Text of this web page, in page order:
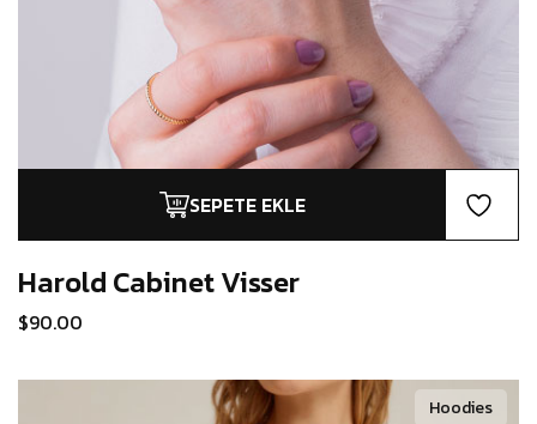
SEPETE EKLE
Harold CabinetVisser
$90.00
Hoodies